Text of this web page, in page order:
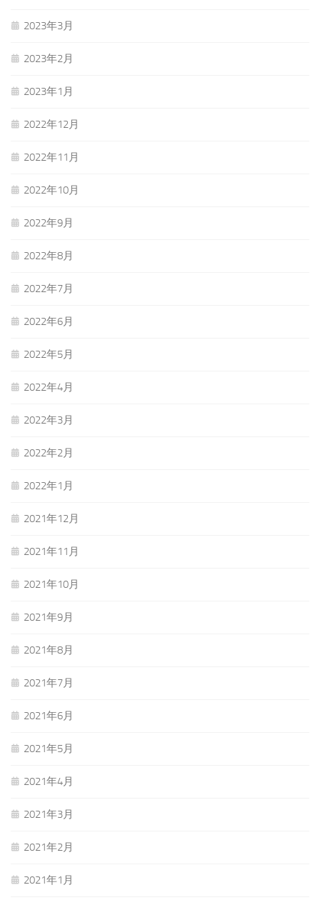
2023年3月
2023年2月
2023年1月
2022年12月
2022年11月
2022年10月
2022年9月
2022年8月
2022年7月
2022年6月
2022年5月
2022年4月
2022年3月
2022年2月
2022年1月
2021年12月
2021年11月
2021年10月
2021年9月
2021年8月
2021年7月
2021年6月
2021年5月
2021年4月
2021年3月
2021年2月
2021年1月